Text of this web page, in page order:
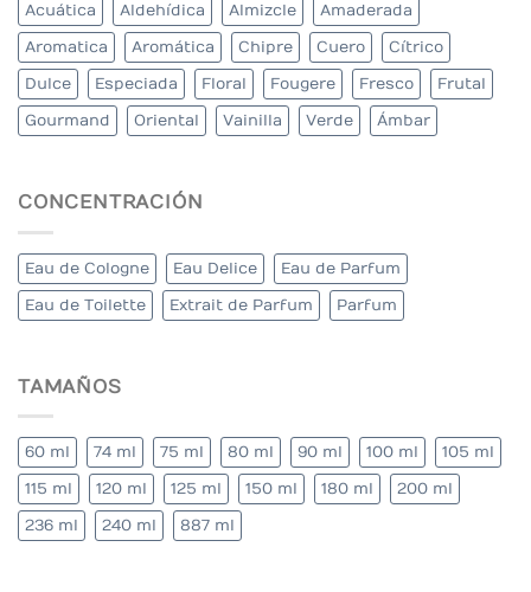
Acuática Aldehídica Almizcle Amaderada
Aromatica Aromática Chipre Cuero Cítrico
Dulce Especiada Floral Fougere Fresco Frutal
Gourmand Oriental Vainilla Verde Ámbar
CONCENTRACIÓN
Eau de Cologne Eau Delice Eau de Parfum
Eau de Toilette Extrait de Parfum Parfum
TAMAÑOS
60 ml 74 ml 75 ml 80 ml 90 ml 100 ml 105 ml
115 ml 120 ml 125 ml 150 ml 180 ml 200 ml
236 ml 240 ml 887 ml